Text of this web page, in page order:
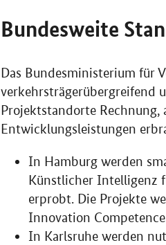
Bundesweite
Das Bundesministerium für
verkehrsträgerübergreifend
Projektstandorte Rechnung,
Entwicklungsleistungen
In Hamburg werden
Künstlicher Intelligenz
erprobt. Die Projekte
Innovation
In Karlsruhe werden